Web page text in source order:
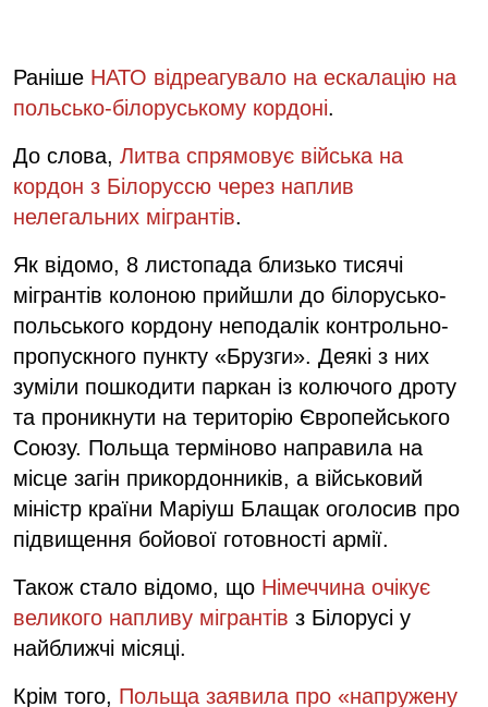
Раніше НАТО відреагувало на ескалацію на
польсько-білоруському кордоні.
До слова, Литва спрямовує війська на
кордон з Білоруссю через наплив
нелегальних мігрантів.
Як відомо, 8 листопада близько тисячі
мігрантів колоною прийшли до білорусько-
польського кордону неподалік контрольно-
пропускного пункту «Брузги». Деякі з них
зуміли пошкодити паркан із колючого дроту
та проникнути на територію Європейського
Союзу. Польща терміново направила на
місце загін прикордонників, а військовий
міністр країни Маріуш Блащак оголосив про
підвищення бойової готовності армії.
Також стало відомо, що Німеччина очікує
великого напливу мігрантів з Білорусі у
найближчі місяці.
Крім того, Польща заявила про «напружену